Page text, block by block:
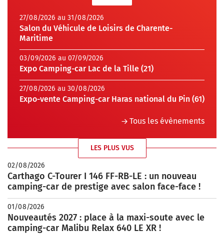
27/08/2026 au 31/08/2026
Salon du Véhicule de Loisirs de Charente-
Maritime
03/09/2026 au 07/09/2026
Expo Camping-car Lac de la Tille (21)
27/08/2026 au 30/08/2026
Expo-vente Camping-car Haras national du Pin (61)
Tous les évènements
LES PLUS VUS
02/08/2026
Carthago C-Tourer I 146 FF-RB-LE : un nouveau
camping-car de prestige avec salon face-face !
01/08/2026
Nouveautés 2027 : place à la maxi-soute avec le
camping-car Malibu Relax 640 LE XR !